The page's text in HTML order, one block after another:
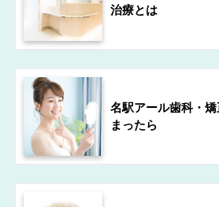
治療とは
名駅アール歯科・
まったら